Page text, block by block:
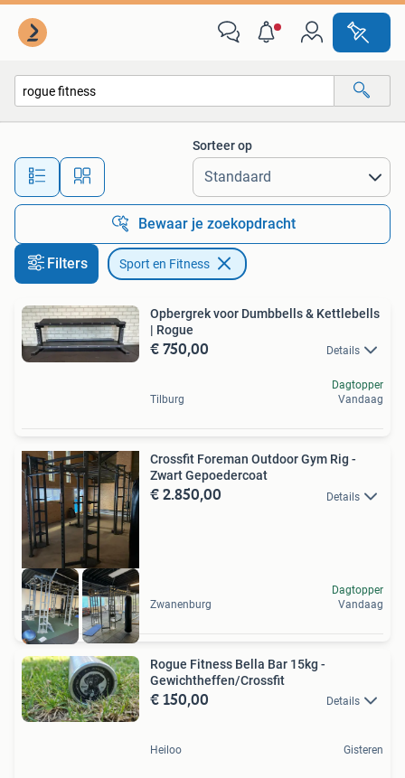
Alle afstanden…
Sorteer op
Bewaar je zoekopdracht
Filters Sport en Fitness
Opbergrek voor Dumbbells & Kettlebells
| Rogue
€ 750,00 Details
Tilburg
Dagtopper
Vandaag
Crossfit Foreman Outdoor Gym Rig -
Zwart Gepoedercoat
€ 2.850,00 Details
Zwanenburg
Dagtopper
Vandaag
Rogue Fitness Bella Bar 15kg -
Gewichtheffen/Crossfit
€ 150,00 Details
Heiloo Gisteren